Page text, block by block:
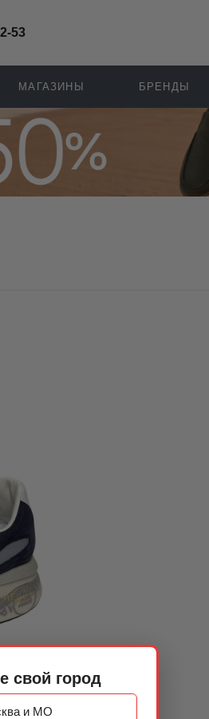
свой город
и МО
53
МАГАЗИНЫ БРЕНДЫ